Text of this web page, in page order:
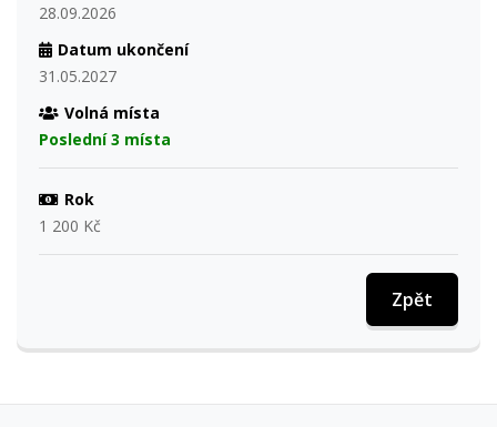
28.09.2026
Datum ukončení
31.05.2027
Volná místa
Poslední 3 místa
Rok
1 200 Kč
Zpět